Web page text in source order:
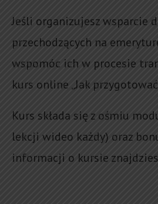
Jeśli organizujesz wsparcie
przechodzących na
wspomóc ich w procesie
kurs online „Jak
Kurs składa się z ośmiu
lekcji wideo każdy) oraz
informacji o kursie